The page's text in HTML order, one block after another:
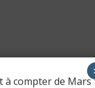
à compter de Mars